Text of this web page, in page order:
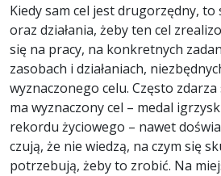
Kiedy sam cel jest drugorzędny, to
oraz działania, żeby ten cel
się na pracy, na konkretnych
zasobach i działaniach,
wyznaczonego celu. Często
ma wyznaczony cel – medal
rekordu życiowego – nawet
czują, że nie wiedzą, na czym się
potrzebują, żeby to zrobić. Na